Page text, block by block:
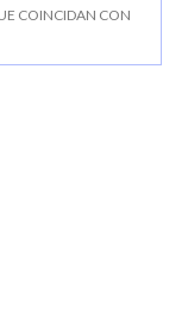
COINCIDAN CON